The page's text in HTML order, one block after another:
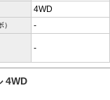
4WD
-
-
4WD